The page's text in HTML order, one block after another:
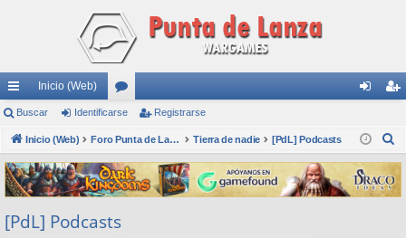
nl
ac
es
rá
pi
Inicio (Web)
or
os nti
fic
ar
ist
ra
rs
Buscar Identificarse Registrarse
Inicio (Web) Foro Punta de Lanza Wargames Tierra de nadie [PdL] Podcasts
s
c
[PdL] Podcasts